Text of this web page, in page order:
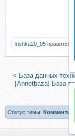
Irishka20_05 нравится
< База данных
[Annetbaza] База
Статус темы: